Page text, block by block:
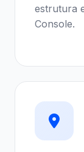
estrutura
Console.